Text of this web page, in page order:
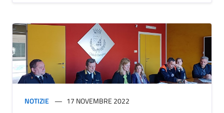
NOTIZIE 17 NOVEMBRE 2022